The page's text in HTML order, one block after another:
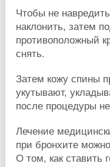
Чтобы не
наклонить, затем
противоположный
снять.
Затем кожу спины
укутывают,
после процедуры
Лечение
при бронхите
О том, как ставить